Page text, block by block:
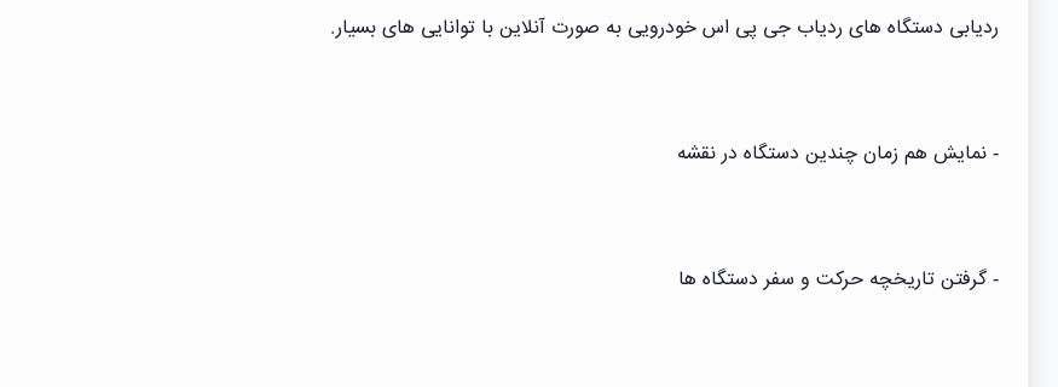
ردیابی دستگاه های ردیاب جی پی اس خودرویی به صورت آنلاین با توانایی های بسیار.
- نمایش هم زمان چندین دستگاه در نقشه
- گرفتن تاریخچه حرکت و سفر دستگاه ها